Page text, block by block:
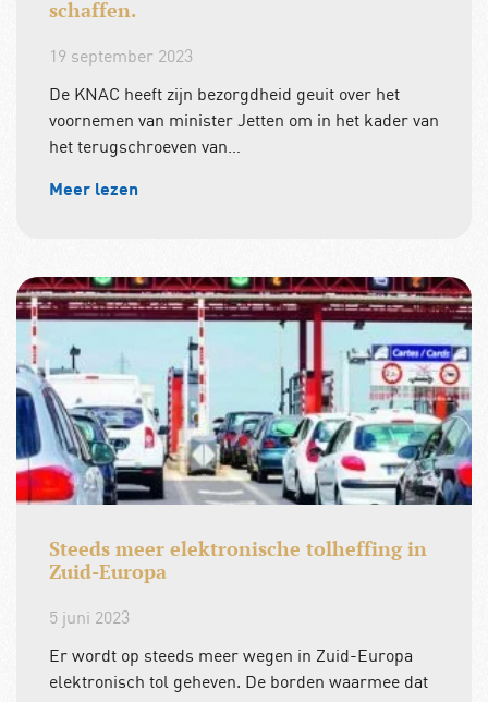
schaffen.
19 september 2023
De KNAC heeft zijn bezorgdheid geuit over het
voornemen van minister Jetten om in het kader van
het terugschroeven van…
Meer lezen
Steeds meer elektronische tolheffing in
Zuid-Europa
5 juni 2023
Er wordt op steeds meer wegen in Zuid-Europa
elektronisch tol geheven. De borden waarmee dat